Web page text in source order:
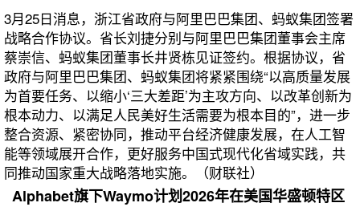
3月25日消息，浙江省政府与阿里巴巴集团、蚂蚁集团签署
战略合作协议。省长刘捷分别与阿里巴巴集团董事会主席
蔡崇信、蚂蚁集团董事长井贤栋见证签约。根据协议，省
政府与阿里巴巴集团、蚂蚁集团将紧紧围绕“以高质量发展
为首要任务、以缩小‘三大差距’为主攻方向、以改革创新为
根本动力、以满足人民美好生活需要为根本目的”，进一步
整合资源、紧密协同，推动平台经济健康发展，在人工智
能等领域展开合作，更好服务中国式现代化省域实践，共
同推动国家重大战略落地实施。（财联社）
Alphabet旗下Waymo计划2026年在美国华盛顿特区